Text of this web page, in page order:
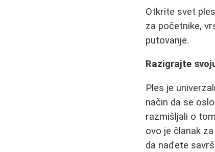
Otkrite svet
za početnike,
putovanje.
Razigrajte
Ples je
način da se
razmišljali o
ovo je članak
da nađete